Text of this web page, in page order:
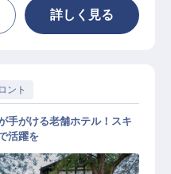
詳しく見る
ント
手がける老舗ホテル！スキ
活躍を